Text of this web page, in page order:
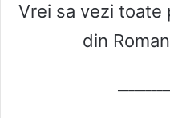
Vrei sa vezi toate
din